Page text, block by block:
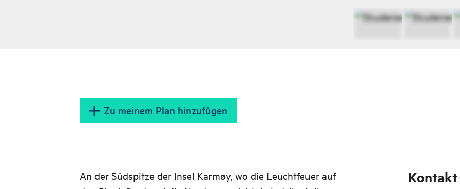
Zu meinem Plan hinzufügen
An der Südspitze der Insel Karmøy, wo die Leuchtfeuer auf
Kontakt